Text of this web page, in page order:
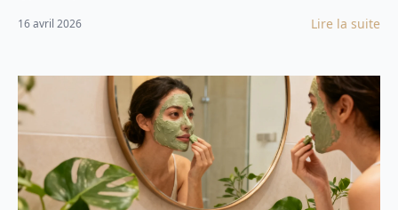
16 avril 2026 Lire la suite